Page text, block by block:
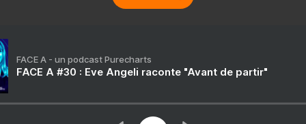
FACE A - un podcast Purecharts
FACE A #30 : Eve Angeli raconte "Avant de partir"